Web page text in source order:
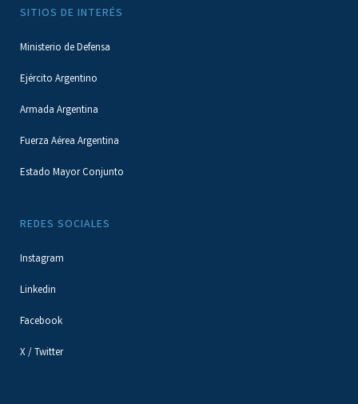
SITIOS DE INTERÉS
Ministerio de Defensa
Ejército Argentino
Armada Argentina
Fuerza Aérea Argentina
Estado Mayor Conjunto
REDES SOCIALES
Instagram
Linkedin
Facebook
X / Twitter